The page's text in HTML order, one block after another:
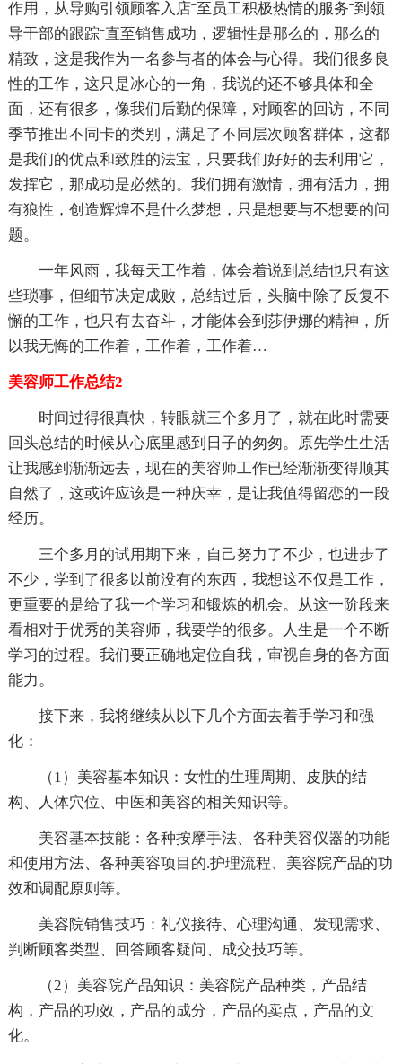
作用，从导购引领顾客入店ˉ至员工积极热情的服务ˉ到领
导干部的跟踪ˉ直至销售成功，逻辑性是那么的，那么的
精致，这是我作为一名参与者的体会与心得。我们很多良
性的工作，这只是冰心的一角，我说的还不够具体和全
面，还有很多，像我们后勤的保障，对顾客的回访，不同
季节推出不同卡的类别，满足了不同层次顾客群体，这都
是我们的优点和致胜的法宝，只要我们好好的去利用它，
发挥它，那成功是必然的。我们拥有激情，拥有活力，拥
有狼性，创造辉煌不是什么梦想，只是想要与不想要的问
题。
一年风雨，我每天工作着，体会着说到总结也只有这
些琐事，但细节决定成败，总结过后，头脑中除了反复不
懈的工作，也只有去奋斗，才能体会到莎伊娜的精神，所
以我无悔的工作着，工作着，工作着…
美容师工作总结2
时间过得很真快，转眼就三个多月了，就在此时需要
回头总结的时候从心底里感到日子的匆匆。原先学生生活
让我感到渐渐远去，现在的美容师工作已经渐渐变得顺其
自然了，这或许应该是一种庆幸，是让我值得留恋的一段
经历。
三个多月的试用期下来，自己努力了不少，也进步了
不少，学到了很多以前没有的东西，我想这不仅是工作，
更重要的是给了我一个学习和锻炼的机会。从这一阶段来
看相对于优秀的美容师，我要学的很多。人生是一个不断
学习的过程。我们要正确地定位自我，审视自身的各方面
能力。
接下来，我将继续从以下几个方面去着手学习和强
化：
（1）美容基本知识：女性的生理周期、皮肤的结
构、人体穴位、中医和美容的相关知识等。
美容基本技能：各种按摩手法、各种美容仪器的功能
和使用方法、各种美容项目的.护理流程、美容院产品的功
效和调配原则等。
美容院销售技巧：礼仪接待、心理沟通、发现需求、
判断顾客类型、回答顾客疑问、成交技巧等。
（2）美容院产品知识：美容院产品种类，产品结
构，产品的功效，产品的成分，产品的卖点，产品的文
化。